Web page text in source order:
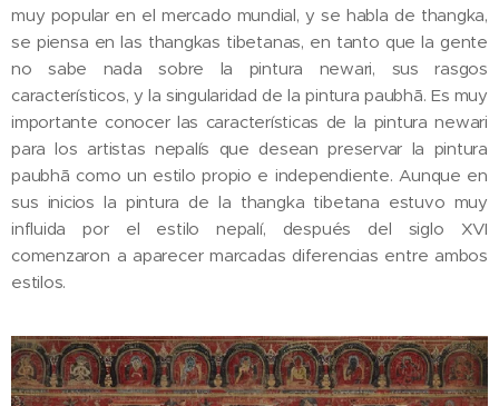
muy popular en el mercado mundial, y se habla de thangka,
se piensa en las thangkas tibetanas, en tanto que la gente
no sabe nada sobre la pintura newari, sus rasgos
característicos, y la singularidad de la pintura paubhā. Es muy
importante conocer las características de la pintura newari
para los artistas nepalís que desean preservar la pintura
paubhā como un estilo propio e independiente. Aunque en
sus inicios la pintura de la thangka tibetana estuvo muy
influida por el estilo nepalí, después del siglo XVI
comenzaron a aparecer marcadas diferencias entre ambos
estilos.